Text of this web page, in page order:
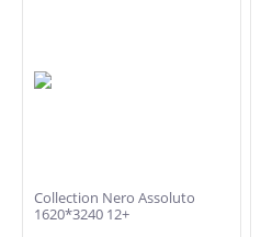
Фильтры товаров
Collection Nero Assoluto
1620*3240 12+